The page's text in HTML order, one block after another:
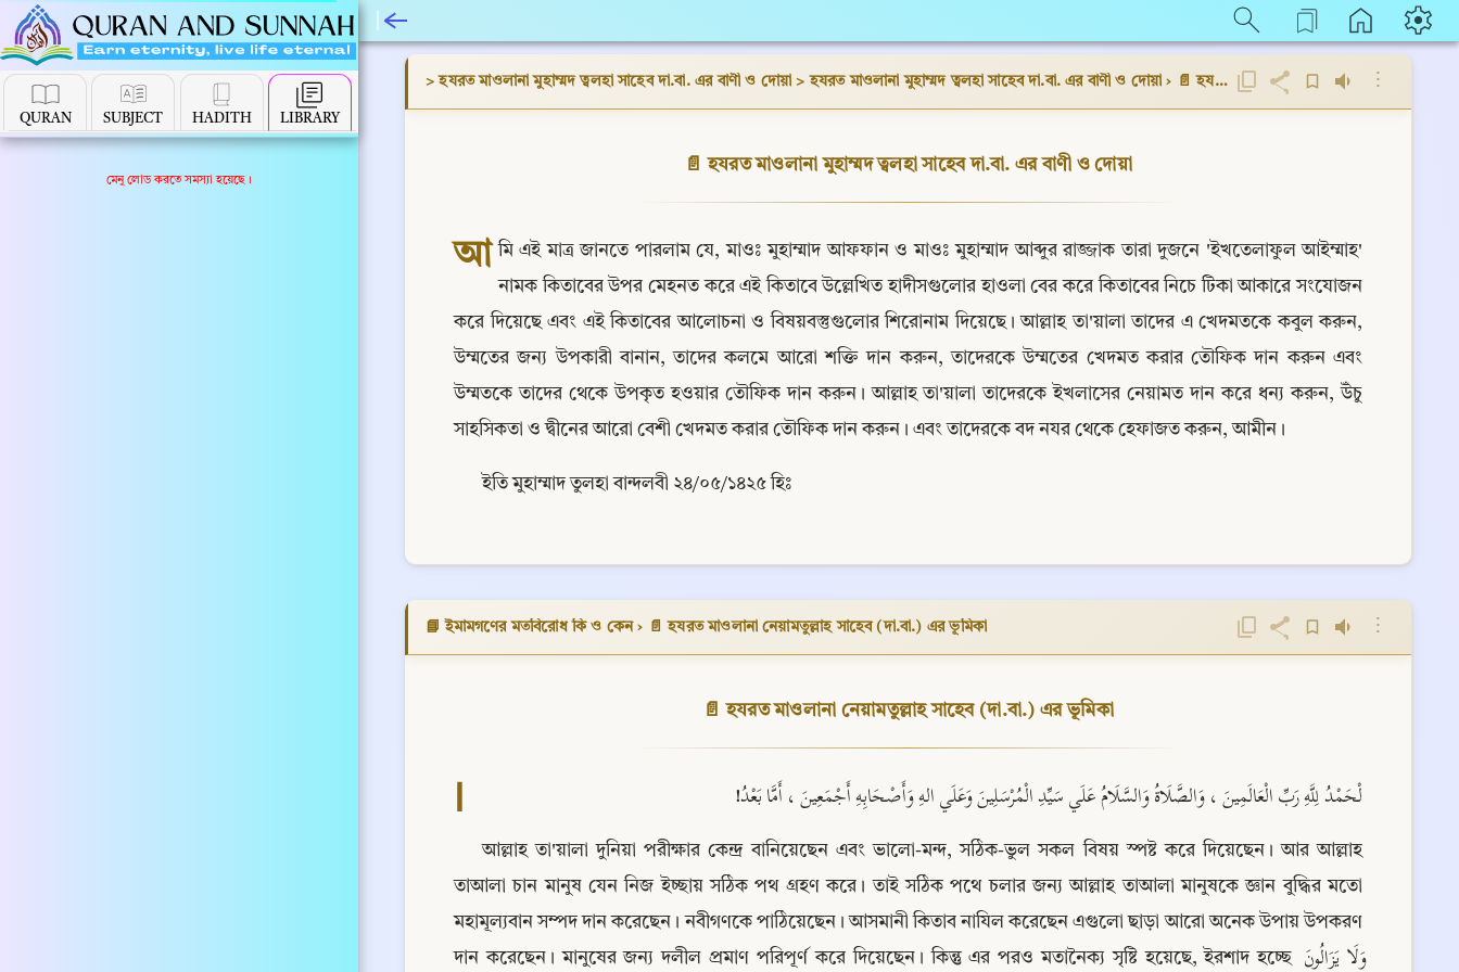
QURAN SUBJECT HADITH LIBRARY
মেনু লোড করতে সমস্যা হয়েছে।
> হযরত মাওলানা মুহাম্মদ ত্বলহা সাহেব দা.বা. এর বাণী ও দোয়া > হযরত মাওলানা মুহাম্মদ ত্বলহা সাহেব দা.বা. এর বাণী ও দোয়া › 📄 হযরত মাওলানা মুহাম্মদ ত্বলহা সাহেব দা.বা. এর বাণী ও দোয়া ⋮
📄 হযরত মাওলানা মুহাম্মদ ত্বলহা সাহেব দা.বা. এর বাণী ও দোয়া
আ মি এই মাত্র জানতে পারলাম যে, মাওঃ মুহাম্মাদ আফফান ও মাওঃ মুহাম্মাদ আব্দুর রাজ্জাক তারা দুজনে 'ইখতেলাফুল আইম্মাহ'
নামক কিতাবের উপর মেহনত করে এই কিতাবে উল্লেখিত হাদীসগুলোর হাওলা বের করে কিতাবের নিচে টিকা আকারে সংযোজন
করে দিয়েছে এবং এই কিতাবের আলোচনা ও বিষয়বস্তুগুলোর শিরোনাম দিয়েছে। আল্লাহ তা'য়ালা তাদের এ খেদমতকে কবুল করুন,
উম্মতের জন্য উপকারী বানান, তাদের কলমে আরো শক্তি দান করুন, তাদেরকে উম্মতের খেদমত করার তৌফিক দান করুন এবং
উম্মতকে তাদের থেকে উপকৃত হওয়ার তৌফিক দান করুন। আল্লাহ তা'য়ালা তাদেরকে ইখলাসের নেয়ামত দান করে ধন্য করুন, উঁচু
সাহসিকতা ও দ্বীনের আরো বেশী খেদমত করার তৌফিক দান করুন। এবং তাদেরকে বদ নযর থেকে হেফাজত করুন, আমীন।
ইতি মুহাম্মাদ তুলহা বান্দলবী ২৪/০৫/১৪২৫ হিঃ
📘 ইমামগণের মতবিরোধ কি ও কেন › 📄 হযরত মাওলানা নেয়ামতুল্লাহ সাহেব (দা.বা.) এর ভূমিকা ⋮
📄 হযরত মাওলানা নেয়ামতুল্লাহ সাহেব (দা.বা.) এর ভূমিকা
ا لْحَمْدُ لِلَّهِ رَبِّ الْعَالَمِينَ ، وَالصَّلَاةُ وَالسَّلَامُ عَلَي سَيِّدِ الْمُرْسَلِينَ وَعَلَي الهِ وَأَصْحَابِهِ أَجْمَعِينَ ، أَمَّا بَعْدُ!
আল্লাহ তা'য়ালা দুনিয়া পরীক্ষার কেন্দ্র বানিয়েছেন এবং ভালো-মন্দ, সঠিক-ভুল সকল বিষয় স্পষ্ট করে দিয়েছেন। আর আল্লাহ
তাআলা চান মানুষ যেন নিজ ইচ্ছায় সঠিক পথ গ্রহণ করে। তাই সঠিক পথে চলার জন্য আল্লাহ তাআলা মানুষকে জ্ঞান বুদ্ধির মতো
মহামূল্যবান সম্পদ দান করেছেন। নবীগণকে পাঠিয়েছেন। আসমানী কিতাব নাযিল করেছেন এগুলো ছাড়া আরো অনেক উপায় উপকরণ
দান করেছেন। মানুষের জন্য দলীল প্রমাণ পরিপূর্ণ করে দিয়েছেন। কিন্তু এর পরও মতানৈক্য সৃষ্টি হয়েছে, ইরশাদ হচ্ছে وَلَا يَزَالُونَ
Copy